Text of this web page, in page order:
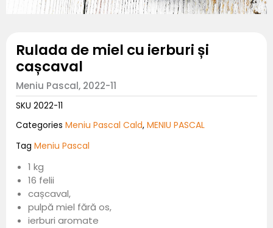
Rulada de miel cu ierburi și
cașcaval
Meniu Pascal, 2022-11
SKU 2022-11
Categories Meniu Pascal Cald, MENIU PASCAL
Tag Meniu Pascal
1 kg
16 felii
cașcaval,
pulpă miel fără os,
ierburi aromate